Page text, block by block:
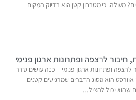
מעולה. כי מטבחון קטן הוא בדיוק המקום
חיבור לרצפה ופתרונות ארגון פנימי
לרצפה ופתרונות ארגון פנימי – ככה עושים סדר
הוא מסוג הדברים שמרגישים קטנים
שהוא יכול להציל…